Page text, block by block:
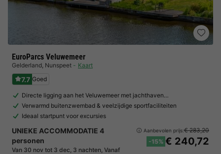
EuroParcs Veluwemeer
Gelderland, Nunspeet Kaart
7.7 Goed
Directe ligging aan het Veluwemeer met jachthaven…
Verwarmd buitenzwembad & veelzijdige sportfaciliteiten
Ideaal startpunt voor excursies
UNIEKE ACCOMMODATIE 4
personen
Van 30 nov tot 3 dec, 3 nachten, Vanaf
Aanbevolen prijs:€ 283,20
-15% € 240,72